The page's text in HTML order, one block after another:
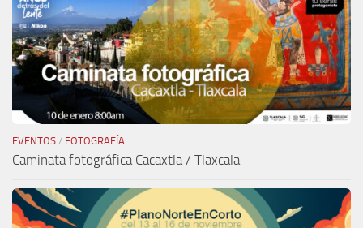
EVENTOS / FOTOGRAFÍA
Caminata fotográfica Cacaxtla / Tlaxcala